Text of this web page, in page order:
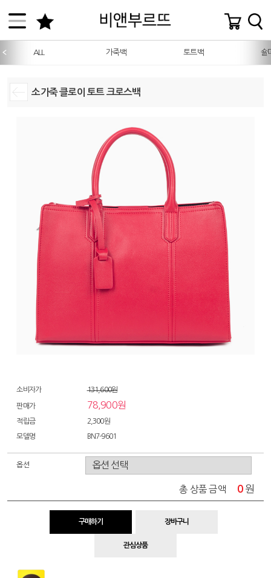
ALL 가죽백 토트백 숄
소가죽 클로이 토트 크로스백
소비자가 131,600원
판매가 78,900원
적립금 2,300원
모델명 BN7-9601
옵션
총 상품 금액 0 원
구매하기 장바구니
관심상품